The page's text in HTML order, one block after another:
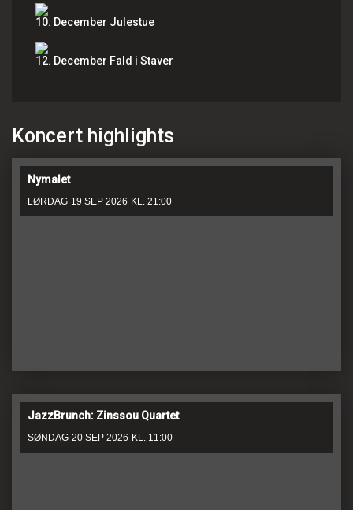
10. December Julestue
12. December Fald i Staver
Koncert highlights
Nymalet
LØRDAG 19 SEP 2026 KL. 21:00
JazzBrunch: Zinssou Quartet
SØNDAG 20 SEP 2026 KL. 11:00